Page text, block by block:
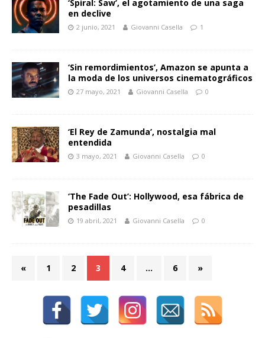
‘Spiral: Saw’, el agotamiento de una saga
en declive
2 junio, 2021 Giovanni Casella 1
‘Sin remordimientos’, Amazon se apunta a
la moda de los universos cinematográficos
27 mayo, 2021 Giovanni Casella 0
‘El Rey de Zamunda’, nostalgia mal
entendida
3 mayo, 2021 Giovanni Casella 0
‘The Fade Out’: Hollywood, esa fábrica de
pesadillas
19 abril, 2021 Giovanni Casella 0
« 1 2 3 4 … 6 »